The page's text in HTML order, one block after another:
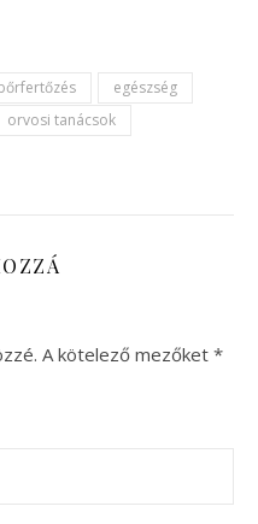
egészség
orvosi tanácsok
A kötelező mezőket *